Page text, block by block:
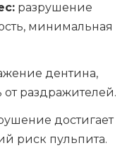
разрушение
минимальная
дентина,
раздражителей.
достигает
риск пульпита.